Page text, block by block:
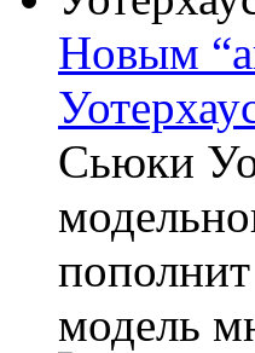
Новым
Сьюки
модель